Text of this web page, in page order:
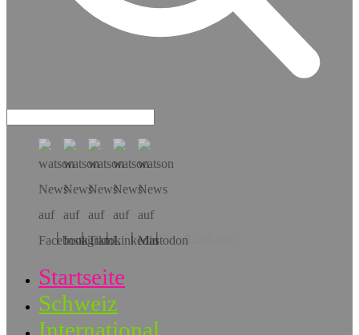
Hol dir die App!
Startseite
Schweiz
International